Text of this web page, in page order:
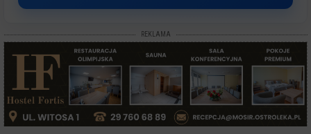
REKLAMA